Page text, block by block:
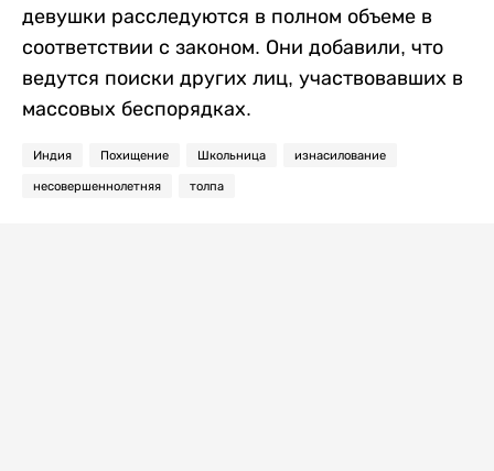
девушки расследуются в полном объеме в
соответствии с законом. Они добавили, что
ведутся поиски других лиц, участвовавших в
массовых беспорядках.
Индия Похищение Школьница изнасилование
несовершеннолетняя толпа